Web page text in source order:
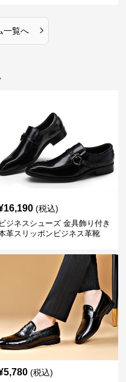
一覧へ ›
16,190 (税込)
ビジネスシューズ 金具飾り付き
革スリッポンビジネス革靴
5,780 (税込)